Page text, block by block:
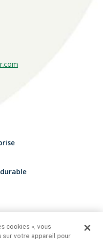
Xerox® Canada
Paper USA
cookies », vous
sur votre appareil pour